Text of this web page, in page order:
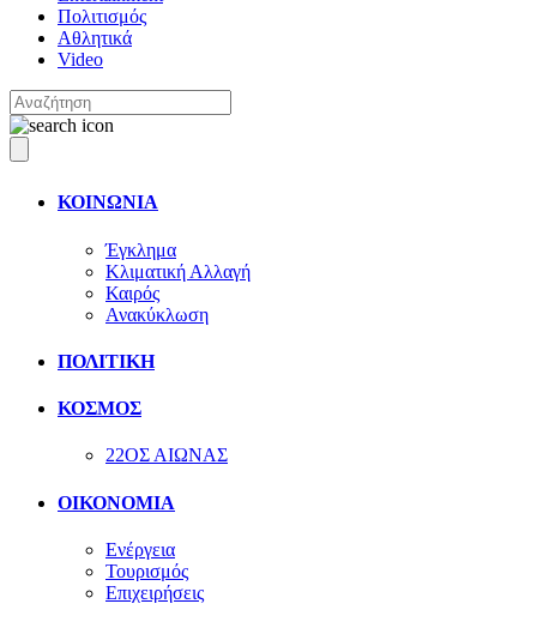
Πολιτισμός
Αθλητικά
Video
ΚΟΙΝΩΝΙΑ
Έγκλημα
Κλιματική Αλλαγή
Καιρός
Ανακύκλωση
ΠΟΛΙΤΙΚΗ
ΚΟΣΜΟΣ
22ΟΣ ΑΙΩΝΑΣ
ΟΙΚΟΝΟΜΙΑ
Ενέργεια
Τουρισμός
Επιχειρήσεις